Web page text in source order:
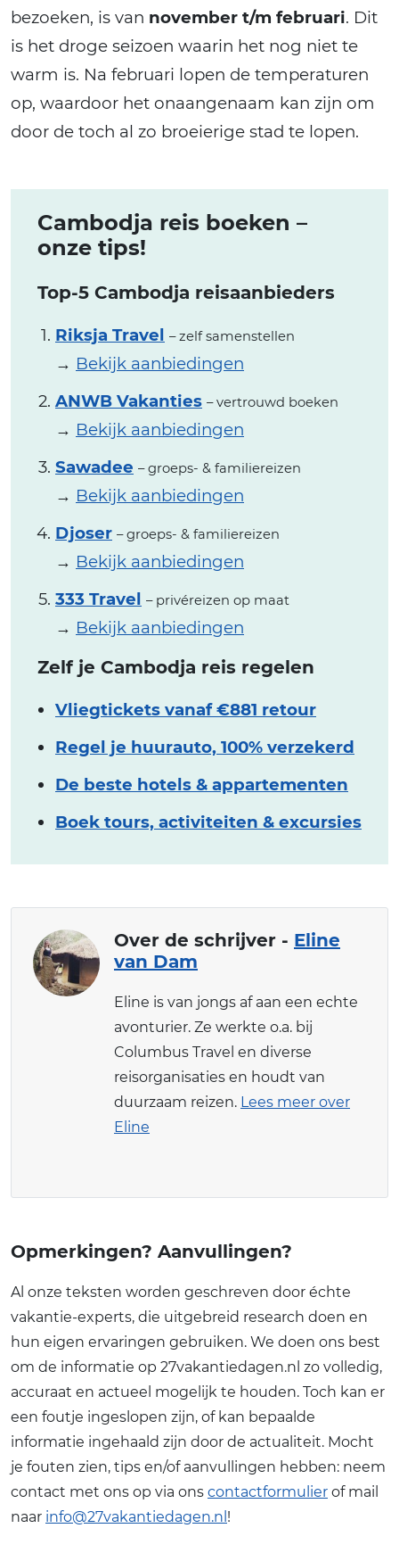
bezoeken, is van november t/m februari. Dit
is het droge seizoen waarin het nog niet te
warm is. Na februari lopen de temperaturen
op, waardoor het onaangenaam kan zijn om
door de toch al zo broeierige stad te lopen.
Cambodja reis boeken –
onze tips!
Top-5 Cambodja reisaanbieders
Riksja Travel – zelf samenstellen
→ Bekijk aanbiedingen
ANWB Vakanties – vertrouwd boeken
→ Bekijk aanbiedingen
Sawadee – groeps- & familiereizen
→ Bekijk aanbiedingen
Djoser – groeps- & familiereizen
→ Bekijk aanbiedingen
333 Travel – privéreizen op maat
→ Bekijk aanbiedingen
Zelf je Cambodja reis regelen
Vliegtickets vanaf €881 retour
Regel je huurauto, 100% verzekerd
De beste hotels & appartementen
Boek tours, activiteiten & excursies
Over de schrijver - Eline
van Dam
Eline is van jongs af aan een echte
avonturier. Ze werkte o.a. bij
Columbus Travel en diverse
reisorganisaties en houdt van
duurzaam reizen. Lees meer over
Eline
Opmerkingen? Aanvullingen?
Al onze teksten worden geschreven door échte
vakantie-experts, die uitgebreid research doen en
hun eigen ervaringen gebruiken. We doen ons best
om de informatie op 27vakantiedagen.nl zo volledig,
accuraat en actueel mogelijk te houden. Toch kan er
een foutje ingeslopen zijn, of kan bepaalde
informatie ingehaald zijn door de actualiteit. Mocht
je fouten zien, tips en/of aanvullingen hebben: neem
contact met ons op via ons contactformulier of mail
naar info@27vakantiedagen.nl !